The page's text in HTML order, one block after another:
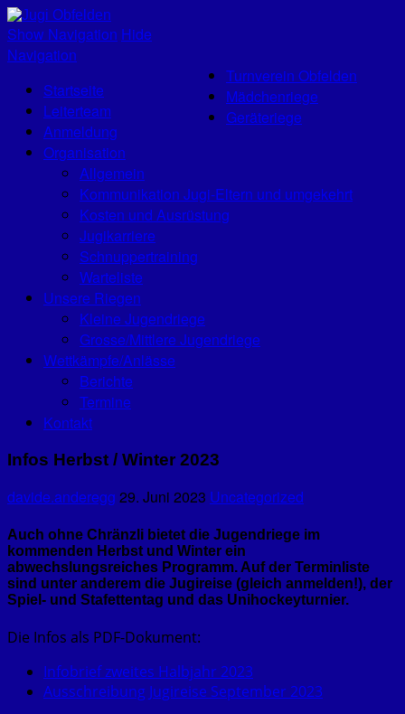
Turnverein Obfelden
Mädchenriege
Geräteriege
Show Navigation Hide
Navigation
Startseite
Leiterteam
Anmeldung
Organisation
Allgemein
Kommunikation Jugi-Eltern und umgekehrt
Kosten und Ausrüstung
Jugikarriere
Schnuppertraining
Warteliste
Unsere Riegen
Kleine Jugendriege
Grosse/Mittlere Jugendriege
Wettkämpfe/Anlässe
Berichte
Termine
Kontakt
Infos Herbst / Winter 2023
davide.anderegg 29. Juni 2023 Uncategorized
Auch ohne Chränzli bietet die Jugendriege im
kommenden Herbst und Winter ein
abwechslungsreiches Programm. Auf der Terminliste
sind unter anderem die Jugireise (gleich anmelden!), der
Spiel- und Stafettentag und das Unihockeyturnier.
Die Infos als PDF-Dokument:
Infobrief zweites Halbjahr 2023
Ausschreibung Jugireise September 2023